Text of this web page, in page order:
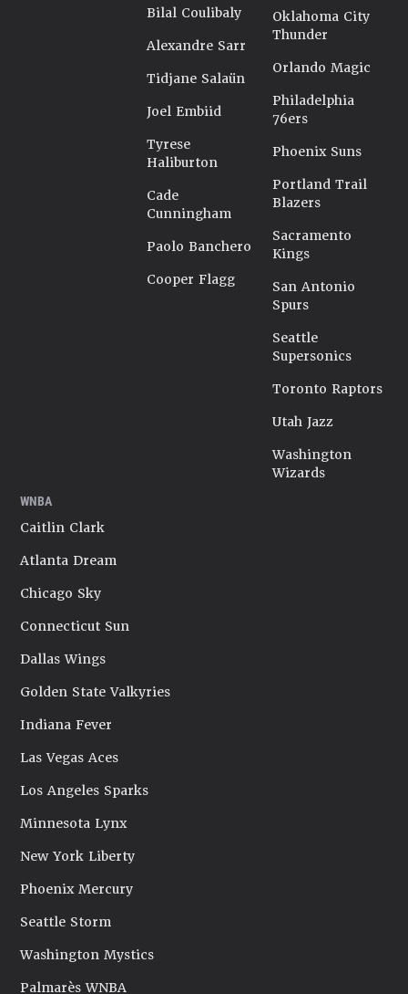
Bilal Coulibaly
Alexandre Sarr
Tidjane Salaün
Joel Embiid
Tyrese
Haliburton
Cade
Cunningham
Paolo Banchero
Cooper Flagg
Oklahoma City
Thunder
Orlando Magic
Philadelphia
76ers
Phoenix Suns
Portland Trail
Blazers
Sacramento
Kings
San Antonio
Spurs
Seattle
Supersonics
Toronto Raptors
Utah Jazz
Washington
Wizards
WNBA
Caitlin Clark
Atlanta Dream
Chicago Sky
Connecticut Sun
Dallas Wings
Golden State Valkyries
Indiana Fever
Las Vegas Aces
Los Angeles Sparks
Minnesota Lynx
New York Liberty
Phoenix Mercury
Seattle Storm
Washington Mystics
Palmarès WNBA